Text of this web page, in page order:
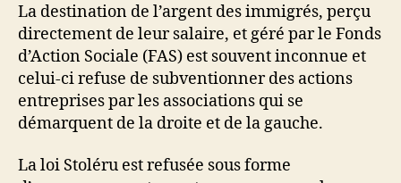
La destination de l’argent des immigrés, perçu
directement de leur salaire, et géré par le Fonds
d’Action Sociale (FAS) est souvent inconnue et
celui-ci refuse de subventionner des actions
entreprises par les associations qui se
démarquent de la droite et de la gauche.
La loi Stoléru est refusée sous forme